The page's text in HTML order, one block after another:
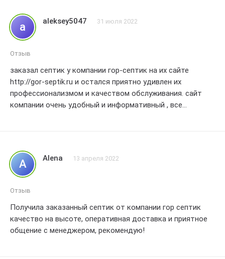
a aleksey5047 31 июля 2022
Отзыв
заказал септик у компании гор-септик на их сайте
http://gor-septik.ru и остался приятно удивлен их
профессионализмом и качеством обслуживания. сайт
компании очень удобный и информативный , все
очень отзывчивы и помогли мне сориентироваться во
всех вопросах. сроки доставки были соблюдены , а
качество септика оказалось даже лучше , чем я ожидал.
запахов или проблем с выведением сточных вод. я
действительно оценил качество и надежность
продукции компании гор-септик. рекомендую всем , кто
A Alena 13 апреля 2022
Отзыв
Получила заказанный септик от компании гор септик
качество на высоте, оперативная доставка и приятное
общение с менеджером, рекомендую!